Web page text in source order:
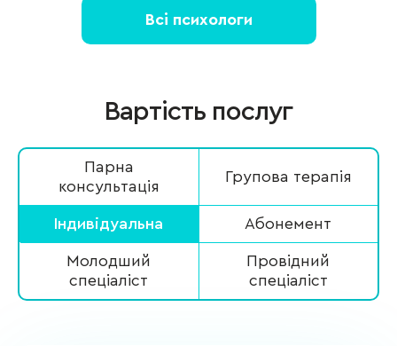
Всі психологи
Вартість послуг
Парна
консультація
Групова терапія
Індивідуальна Абонемент
Молодший
спеціаліст
Провідний
спеціаліст